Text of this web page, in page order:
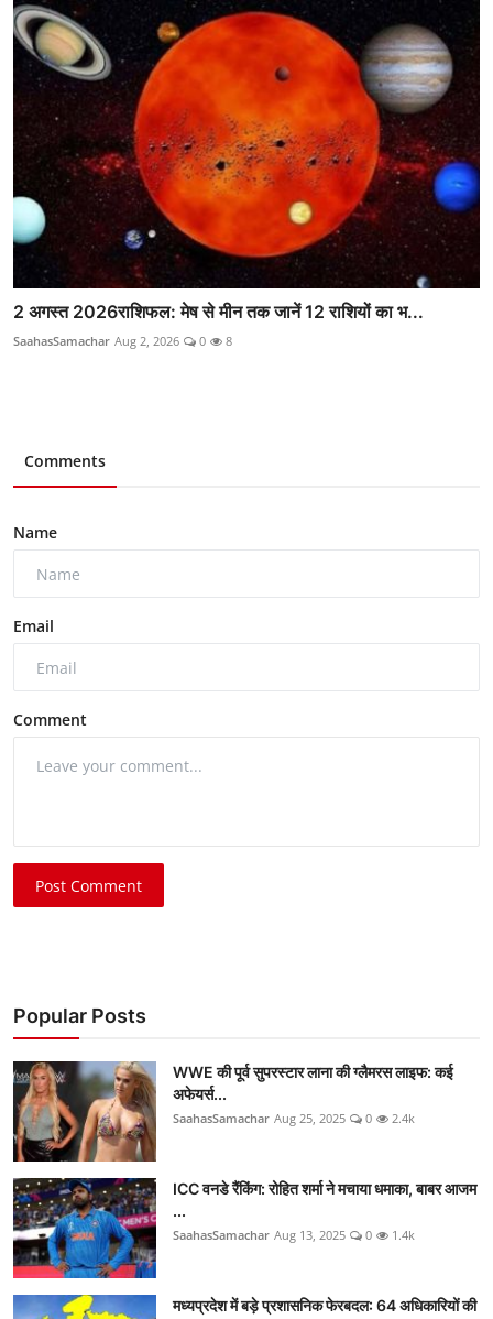
2 अगस्त 2026राशिफल: मेष से मीन तक जानें 12 राशियों का भ...
SaahasSamachar Aug 2, 2026 0 8
Comments
Name
Email
Comment
Post Comment
Popular Posts
WWE की पूर्व सुपरस्टार लाना की ग्लैमरस लाइफ: कई
अफेयर्स...
SaahasSamachar Aug 25, 2025 0 2.4k
ICC वनडे रैंकिंग: रोहित शर्मा ने मचाया धमाका, बाबर आजम
...
SaahasSamachar Aug 13, 2025 0 1.4k
मध्यप्रदेश में बड़े प्रशासनिक फेरबदल: 64 अधिकारियों की